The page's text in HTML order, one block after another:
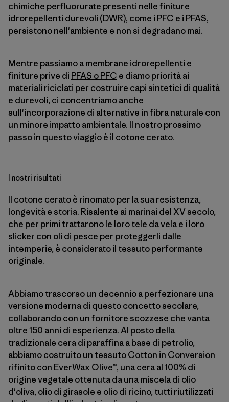
chimiche perfluorurate presenti nelle finiture
idrorepellenti durevoli (DWR), come i PFC e i PFAS,
persistono nell'ambiente e non si degradano mai.
Mentre passiamo a membrane idrorepellenti e
finiture prive di PFAS o PFC e diamo priorità ai
materiali riciclati per costruire capi sintetici di qualità
e durevoli, ci concentriamo anche
sull'incorporazione di alternative in fibra naturale con
un minore impatto ambientale. Il nostro prossimo
passo in questo viaggio è il cotone cerato.
I nostri risultati
Il cotone cerato è rinomato per la sua resistenza,
longevità e storia. Risalente ai marinai del XV secolo,
che per primi trattarono le loro tele da vela e i loro
slicker con oli di pesce per proteggerli dalle
intemperie, è considerato il tessuto performante
originale.
Abbiamo trascorso un decennio a perfezionare una
versione moderna di questo concetto secolare,
collaborando con un fornitore scozzese che vanta
oltre 150 anni di esperienza. Al posto della
tradizionale cera di paraffina a base di petrolio,
abbiamo costruito un tessutoCotton in Conversion
rifinito con EverWax Olive™, una cera al 100% di
origine vegetale ottenuta da una miscela di olio
d'oliva, olio di girasole e olio di ricino, tutti riutilizzati